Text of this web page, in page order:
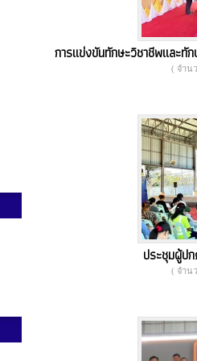
การแข่งขันทักษะวิชาชีพและทั
( จำน
ประชุมผู้ป
( จำน